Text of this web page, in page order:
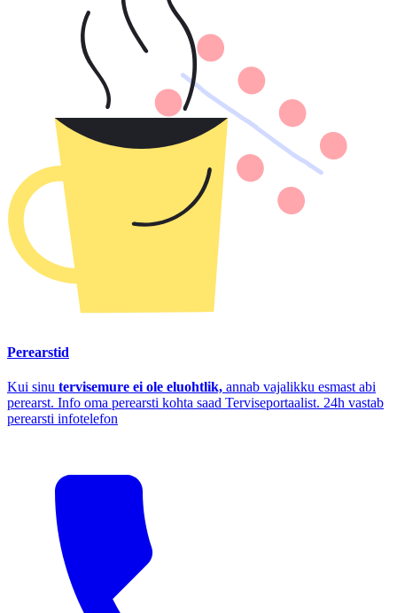
Perearstid
Kui sinu tervisemure ei ole eluohtlik, annab vajalikku esmast abi
perearst. Info oma perearsti kohta saad Terviseportaalist. 24h vastab
perearsti infotelefon